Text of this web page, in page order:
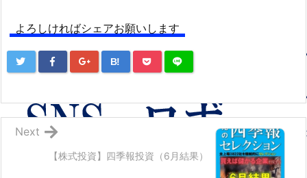
よろしければシェアお願いします
B!
【株式投資】四季報投資（6月結果）
Next